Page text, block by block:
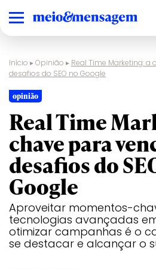
Início ▸Opinião ▸ Real Time Marketing: a
desafios do SEO no Google
opinião
Real Time
chave para
desafios do
Google
Aproveitar momentos-
tecnologias avançadas
otimizar campanhas é o
se destacar e alcançar o